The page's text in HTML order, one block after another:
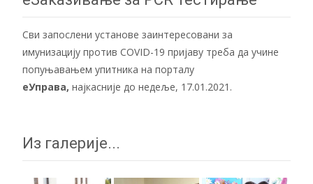
Сви запослени установе заинтересовани за
имунизацију против COVID-19 пријаву треба да учине
попуњавањем упитника на порталу
еУправа, најкасније до недеље, 17.01.2021.
Из галерије...